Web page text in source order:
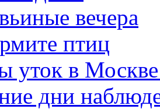
вечера
птиц
уток в
дни